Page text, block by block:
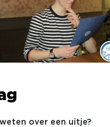
over een uitje?